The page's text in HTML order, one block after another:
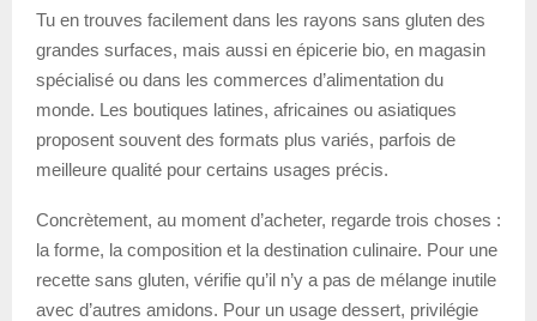
Tu en trouves facilement dans les rayons sans gluten des
grandes surfaces, mais aussi en épicerie bio, en magasin
spécialisé ou dans les commerces d’alimentation du
monde. Les boutiques latines, africaines ou asiatiques
proposent souvent des formats plus variés, parfois de
meilleure qualité pour certains usages précis.
Concrètement, au moment d’acheter, regarde trois choses :
la forme, la composition et la destination culinaire. Pour une
recette sans gluten, vérifie qu’il n’y a pas de mélange inutile
avec d’autres amidons. Pour un usage dessert, privilégie